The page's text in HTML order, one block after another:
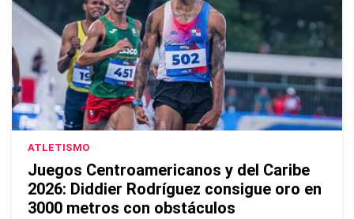
ATLETISMO
Juegos Centroamericanos y del Caribe
2026: Diddier Rodríguez consigue oro en
3000 metros con obstáculos